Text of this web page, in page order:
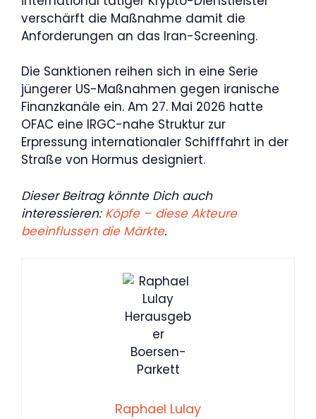
verschärft die Maßnahme damit die
Anforderungen an das Iran-Screening.
Die Sanktionen reihen sich in eine Serie
jüngerer US-Maßnahmen gegen iranische
Finanzkanäle ein. Am 27. Mai 2026 hatte
OFAC eine IRGC-nahe Struktur zur
Erpressung internationaler Schifffahrt in der
Straße von Hormus designiert.
Dieser Beitrag könnte Dich auch
interessieren: Köpfe – diese Akteure
beeinflussen die Märkte.
Raphael Lulay